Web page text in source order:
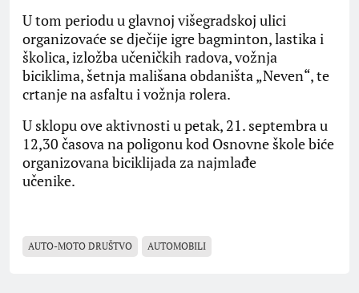
U tom periodu u glavnoj višegradskoj ulici
organizovaće se dječije igre bagminton, lastika i
školica, izložba učeničkih radova, vožnja
biciklima, šetnja mališana obdaništa „Neven“, te
crtanje na asfaltu i vožnja rolera.
U sklopu ove aktivnosti u petak, 21. septembra u
12,30 časova na poligonu kod Osnovne škole biće
organizovana biciklijada za najmlađe
učenike.
AUTO-MOTO DRUŠTVO AUTOMOBILI